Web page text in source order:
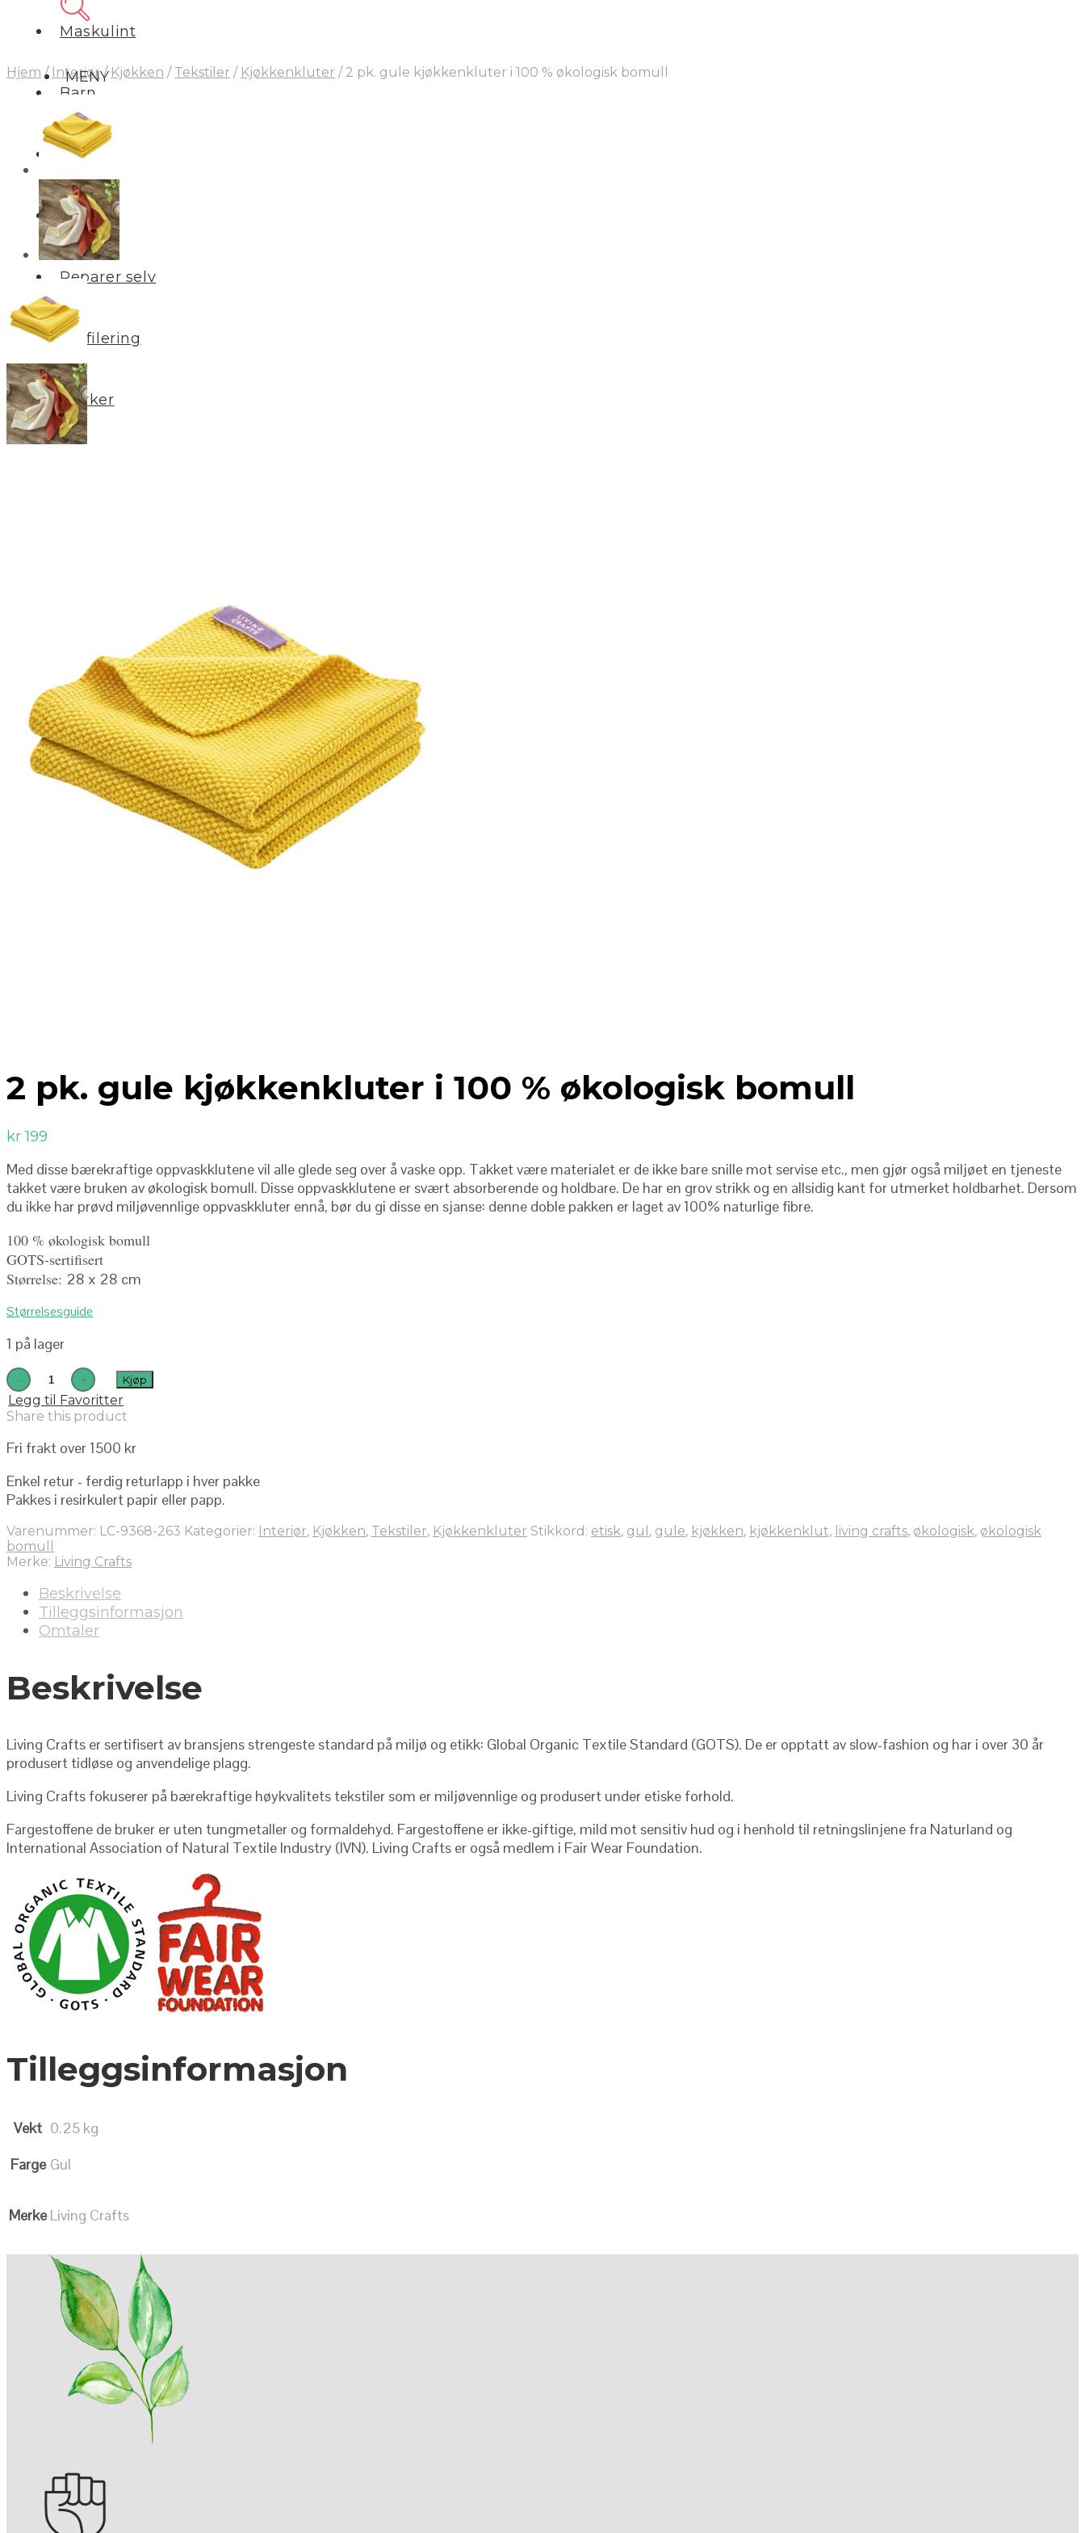
MENY
Maskulint
Barn
Interiør
Salg
Reparer selv
Profilering
Merker
LOGG INN / REGISTRER
ORDRE
KONTODETALJER
Hjem / Interiør / Kjøkken / Tekstiler / Kjøkkenkluter /2 pk. gule kjøkkenkluter i 100 % økologisk bomull
2 pk. gule kjøkkenkluter i 100 % økologisk bomull
kr199
Med disse bærekraftige oppvaskklutene vil alle glede seg over å vaske opp. Takket være materialet er de ikke bare snille mot servise etc., men gjør også miljøet en tjeneste
takket være bruken av økologisk bomull. Disse oppvaskklutene er svært absorberende og holdbare. De har en grov strikk og en allsidig kant for utmerket holdbarhet. Dersom
du ikke har prøvd miljøvennlige oppvaskkluter ennå, bør du gi disse en sjanse: denne doble pakken er laget av 100% naturlige fibre.
100 % økologisk bomull
GOTS-sertifisert
Størrelse: 28 x 28 cm
Størrelsesguide
1 på lager
Kjøp
Legg til Favoritter
Share this product
Fri frakt over 1500 kr
Enkel retur - ferdig returlapp i hver pakke
Pakkes i resirkulert papir eller papp.
Varenummer: LC-9368-263 Kategorier: Interiør, Kjøkken, Tekstiler, Kjøkkenkluter Stikkord: etisk, gul , gule, kjøkken, kjøkkenklut, living crafts, økologisk, økologisk
bomull
Merke: Living Crafts
Beskrivelse
Tilleggsinformasjon
Omtaler
Beskrivelse
Living Crafts er sertifisert av bransjens strengeste standard på miljø og etikk: Global Organic Textile Standard (GOTS). De er opptatt av slow-fashion og har i over 30 år
produsert tidløse og anvendelige plagg.
Living Crafts fokuserer på bærekraftige høykvalitets tekstiler som er miljøvennlige og produsert under etiske forhold.
Fargestoffene de bruker er uten tungmetaller og formaldehyd. Fargestoffene er ikke-giftige, mild mot sensitiv hud og i henhold til retningslinjene fra Naturland og
International Association of Natural Textile Industry (IVN). Living Crafts er også medlem i Fair Wear Foundation.
Tilleggsinformasjon
Vekt 0.25 kg
Farge Gul
Merke Living Crafts